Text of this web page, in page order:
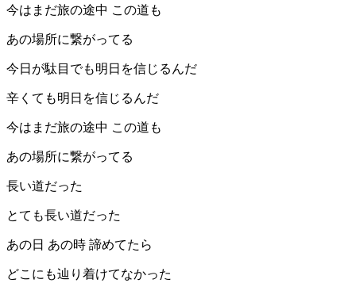
今はまだ旅の途中 この道も
あの場所に繋がってる
今日が駄目でも明日を信じるんだ
辛くても明日を信じるんだ
今はまだ旅の途中 この道も
あの場所に繋がってる
長い道だった
とても長い道だった
あの日 あの時 諦めてたら
どこにも辿り着けてなかった